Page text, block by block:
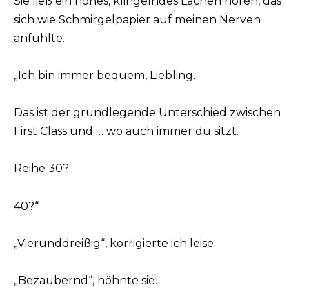
sich wie Schmirgelpapier auf meinen Nerven
anfühlte.
„Ich bin immer bequem, Liebling.
Das ist der grundlegende Unterschied zwischen
First Class und … wo auch immer du sitzt.
Reihe 30?
40?“
„Vierunddreißig“, korrigierte ich leise.
„Bezaubernd“, höhnte sie.